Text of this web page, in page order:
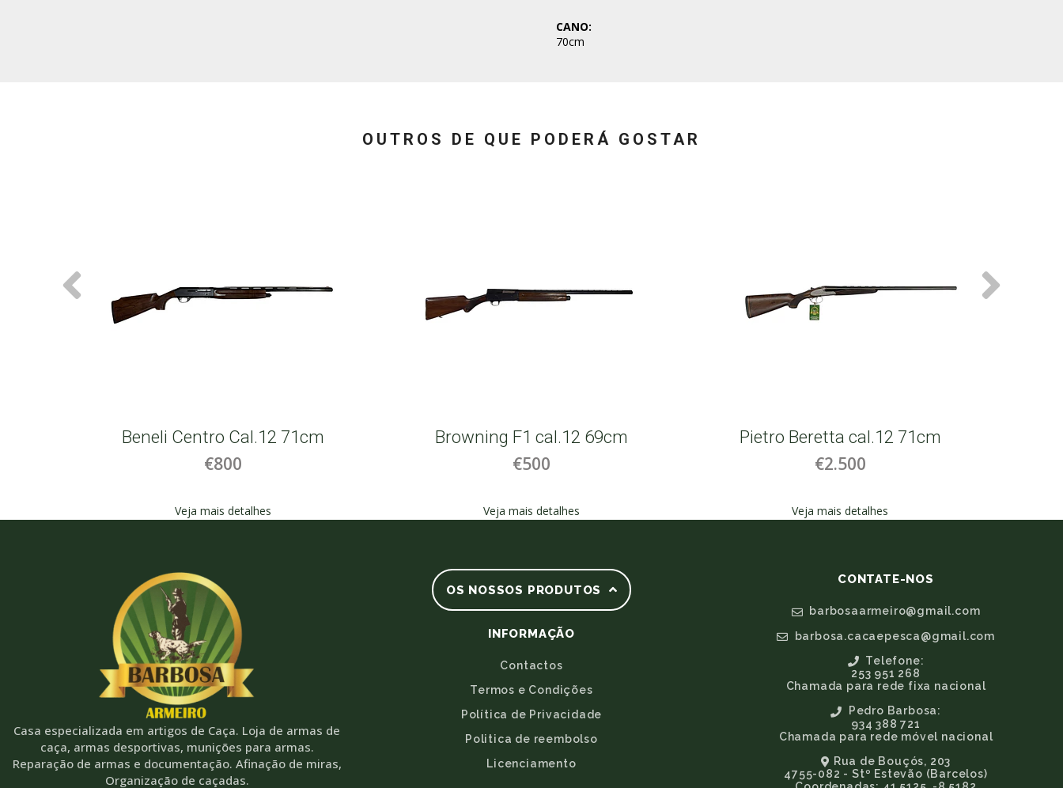
CANO:
70cm
OUTROS DE QUE PODERÁ GOSTAR
Beneli Centro Cal.12 71cm
€800
Veja mais detalhes
Browning F1 cal.12 69cm
€500
Veja mais detalhes
Pietro Beretta cal.12 71cm
€2.500
Veja mais detalhes
Casa especializada em artigos de Caça. Loja de armas de
caça, armas desportivas, munições para armas.
Reparação de armas e documentação. Afinação de miras,
Organização de caçadas.
OS NOSSOS PRODUTOS
INFORMAÇÃO
Contactos
Termos e Condições
Política de Privacidade
Politica de reembolso
Licenciamento
CONTATE-NOS
barbosaarmeiro@gmail.com
barbosa.cacaepesca@gmail.com
Telefone:
253 951 268
Chamada para rede fixa nacional
Pedro Barbosa:
934 388 721
Chamada para rede móvel nacional
Rua de Bouçós, 203
4755-082 - Stº Estevão (Barcelos)